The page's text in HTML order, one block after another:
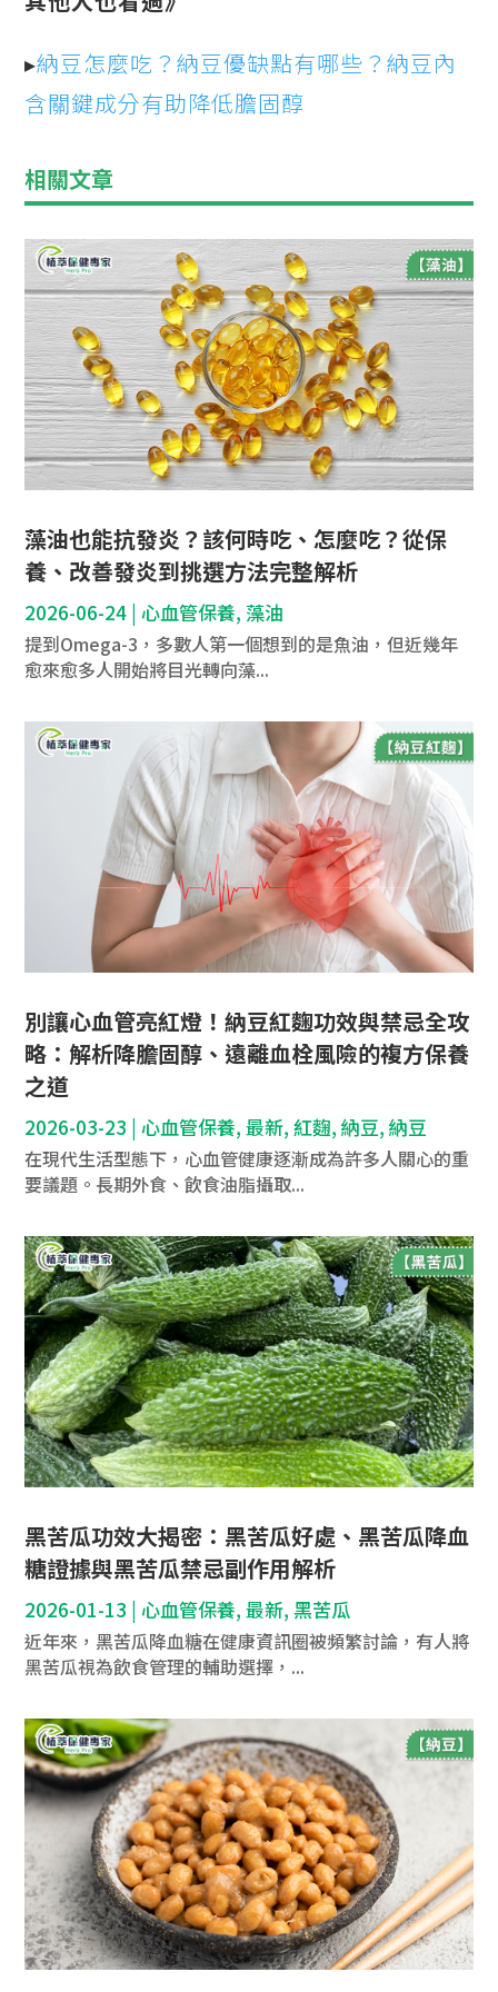
▸納豆怎麼吃？納豆優缺點有哪些？納豆內
含關鍵成分有助降低膽固醇
相關文章
藻油也能抗發炎？該何時吃、怎麼吃？從保
養、改善發炎到挑選方法完整解析
2026-06-24 |心血管保養, 藻油
提到Omega-3，多數人第一個想到的是魚油，但近幾年
愈來愈多人開始將目光轉向藻...
別讓心血管亮紅燈！納豆紅麴功效與禁忌全攻
略：解析降膽固醇、遠離血栓風險的複方保養
之道
2026-03-23 |心血管保養,最新,紅麴,納豆,納豆
在現代生活型態下，心血管健康逐漸成為許多人關心的重
要議題。長期外食、飲食油脂攝取...
黑苦瓜功效大揭密：黑苦瓜好處、黑苦瓜降血
糖證據與黑苦瓜禁忌副作用解析
2026-01-13 |心血管保養,最新, 黑苦瓜
近年來，黑苦瓜降血糖在健康資訊圈被頻繁討論，有人將
黑苦瓜視為飲食管理的輔助選擇，...